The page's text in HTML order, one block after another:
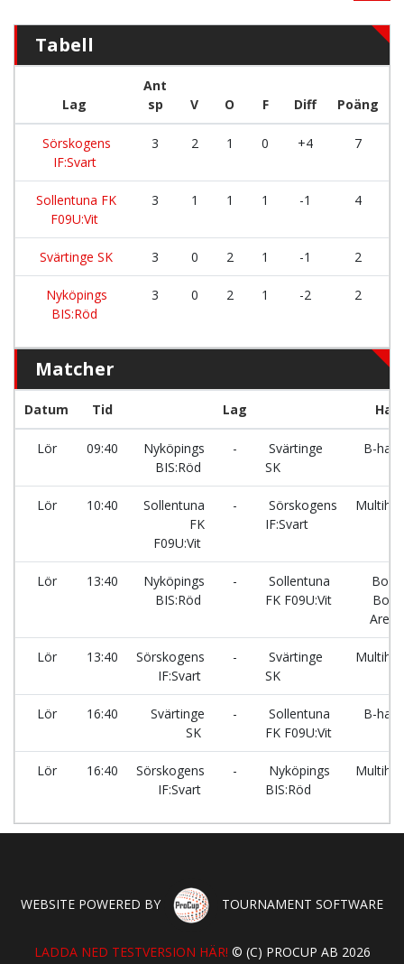
Tabell
Lag
Ant
sp
V O F Diff Poäng
Sörskogens
IF:Svart
3 2 1 0 +4 7
Sollentuna FK
F09U:Vit
3 1 1 1 -1 4
Svärtinge SK 3 0 2 1 -1 2
Nyköpings
BIS:Röd
3 0 2 1 -2 2
Matcher
Datum Tid Lag Hall
Lör 09:40
Nyköpings
BIS:Röd
-
Svärtinge
SK
B-
Lör 10:40
Sollentuna
FK
F09U:Vit
-
Sörskogens
IF:Svart
Lör 13:40
Nyköpings
BIS:Röd
-
Sollentuna
FK F09U:Vit
Boda
Borg
Arena
Lör 13:40
Sörskogens
IF:Svart
-
Svärtinge
SK
Lör 16:40
Svärtinge
SK
-
Sollentuna
FK F09U:Vit
B-
Lör 16:40
Sörskogens
IF:Svart
-
Nyköpings
BIS:Röd
WEBSITE POWERED BY TOURNAMENT SOFTWARE
LADDA NED TESTVERSION HÄR! © (C) PROCUP AB 2026